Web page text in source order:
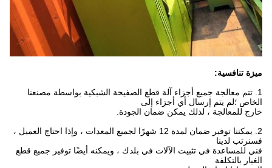
ميزة تنافسية:
1. تتم معالجة جميع أجزاء آلة قطع الصفيحة الشبكية بواسطة مصنعنا
الخاص ؛لم يتم إرسال أي أجزاء إلى
خارج للمعالجة ، لذلك يمكن ضمان الجودة.
2. يمكننا توفير ضمان لمدة 12 شهرًا لجميع المعدات ، وإذا احتاج العميل ،
فسنرتب لدينا
فني للمساعدة في تثبيت الآلات في بلدك ، ويمكنه أيضًا توفير جميع قطع
الغيار بالتكلفة